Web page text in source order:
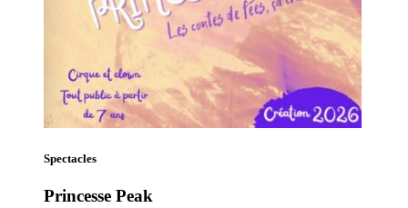
Spectacles
Princesse Peak